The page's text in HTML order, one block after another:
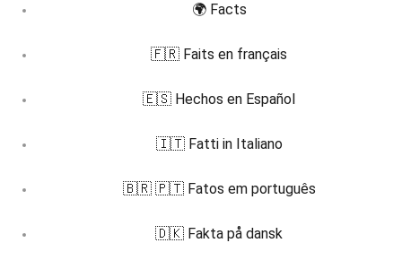
🌍 Facts
🇫🇷 Faits en français
🇪🇸 Hechos en Español
🇮🇹 Fatti in Italiano
🇧🇷 🇵🇹 Fatos em português
🇩🇰 Fakta på dansk